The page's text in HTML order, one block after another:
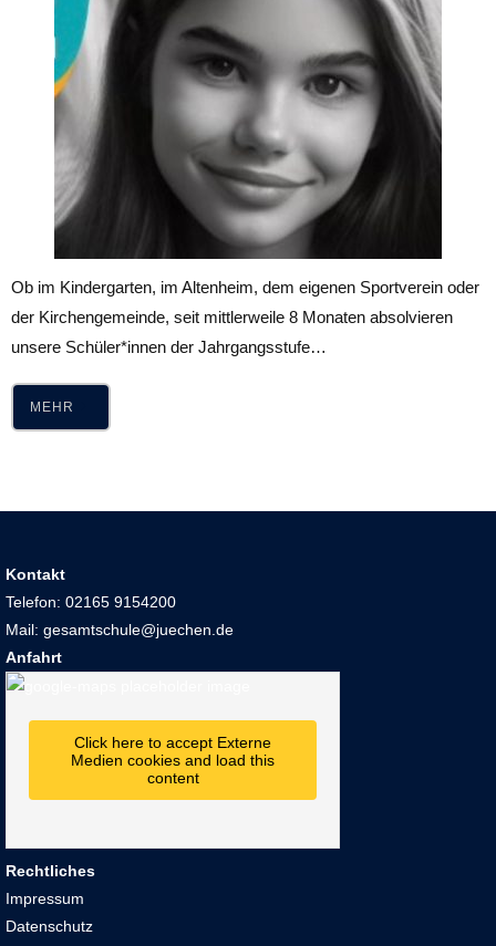
Ob im Kindergarten, im Altenheim, dem eigenen Sportverein oder
der Kirchengemeinde, seit mittlerweile 8 Monaten absolvieren
unsere Schüler*innen der Jahrgangsstufe…
MEHR
Kontakt
Telefon: 02165 9154200
Mail: gesamtschule@juechen.de
Anfahrt
Click here to accept Externe
Medien cookies and load this
content
Rechtliches
Impressum
Datenschutz